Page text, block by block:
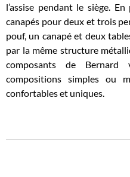
l’assise pendant le siège.
canapés pour deux et trois
pouf, un canapé et deux
par la même structure
composants de
compositions simples ou
confortables et uniques.